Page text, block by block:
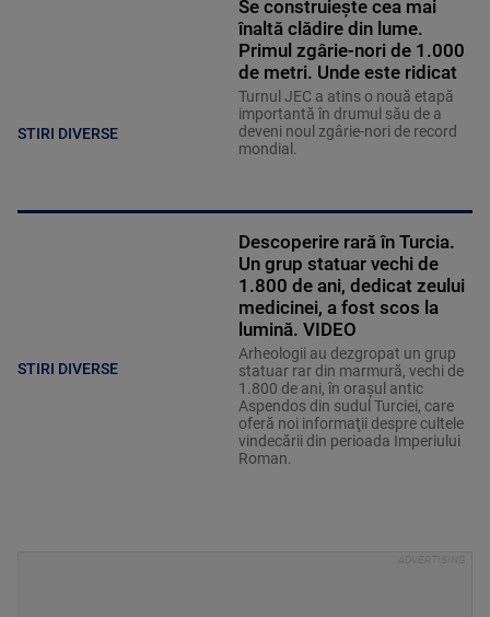
STIRI DIVERSE
Se construiește cea mai
înaltă clădire din lume.
Primul zgârie-nori de 1.000
de metri. Unde este ridicat
Turnul JEC a atins o nouă etapă
importantă în drumul său de a
deveni noul zgârie-nori de record
mondial.
STIRI DIVERSE
Descoperire rară în Turcia.
Un grup statuar vechi de
1.800 de ani, dedicat zeului
medicinei, a fost scos la
lumină. VIDEO
Arheologii au dezgropat un grup
statuar rar din marmură, vechi de
1.800 de ani, în oraşul antic
Aspendos din sudul Turciei, care
oferă noi informaţii despre cultele
vindecării din perioada Imperiului
Roman.